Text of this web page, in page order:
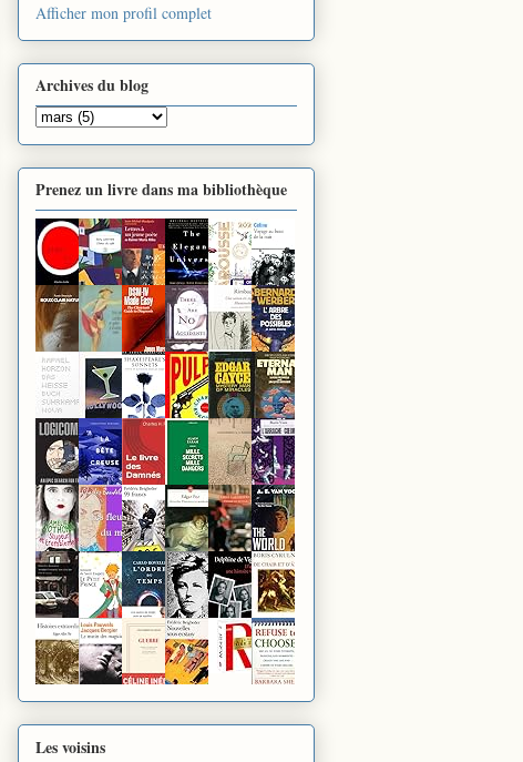
Afficher mon profil complet
Archives du blog
Prenez un livre dans ma bibliothèque
Les voisins